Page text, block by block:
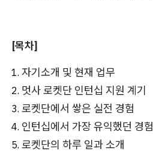
[목차]
자기소개 및 현재 업무
멋사 로켓단 인턴십 지원 계기
로켓단에서 쌓은 실전 경험
인턴십에서 가장 유익했던 경험
로켓단의 하루 일과 소개